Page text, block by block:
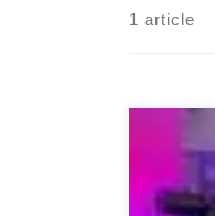
1 article